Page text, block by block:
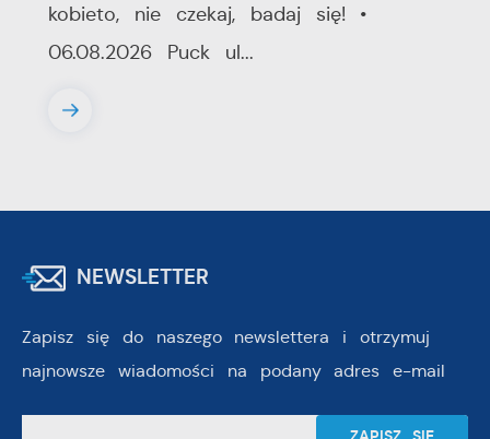
kobieto, nie czekaj, badaj się! •
06.08.2026 Puck ul...
NEWSLETTER
Zapisz się do naszego newslettera i otrzymuj
najnowsze wiadomości na podany adres e-mail